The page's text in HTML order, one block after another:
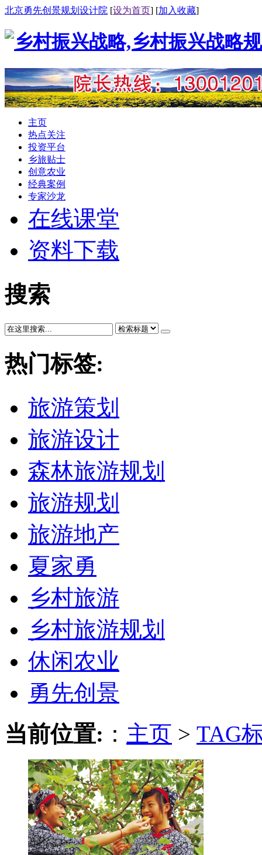
北京勇先创景规划设计院 [设为首页] [加入收藏]
主页
热点关注
投资平台
乡旅贴士
创意农业
经典案例
专家沙龙
在线课堂
资料下载
搜索
热门标签:
旅游策划
旅游设计
森林旅游规划
旅游规划
旅游地产
夏家勇
乡村旅游
乡村旅游规划
休闲农业
勇先创景
当前位置: ： 主页 > TAG